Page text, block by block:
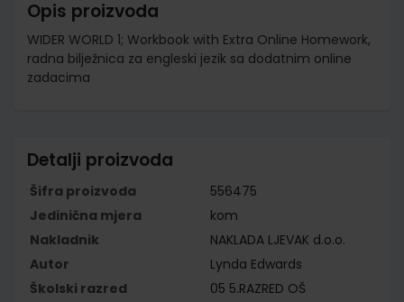
Opis proizvoda
WIDER WORLD 1; Workbook with Extra Online Homework,
radna bilježnica za engleski jezik sa dodatnim online
zadacima
Detalji proizvoda
Šifra proizvoda
556475
Jedinična mjera
kom
Nakladnik
NAKLADA LJEVAK d.o.o.
Autor
Lynda Edwards
Školski razred
05 5.RAZRED OŠ